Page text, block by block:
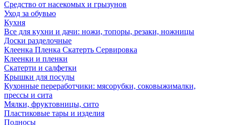
Средство от насекомых и грызунов
Уход за обувью
Кухня
Все для кухни и дачи: ножи, топоры, резаки, ножницы
Доски разделочные
Клеенка Пленка Скатерть Сервировка
Клеенки и пленки
Скатерти и салфетки
Крышки для посуды
Кухонные переработчики: мясорубки, соковыжималки,
прессы и сита
Мялки, фруктовницы, сито
Пластиковые тары и изделия
Подносы